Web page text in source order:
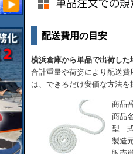
配送費用の目安
横浜倉庫から単品で出荷した
合計重量や荷姿により配送
は、できるだけ安価な方法を
商品
商品
型 式
製造